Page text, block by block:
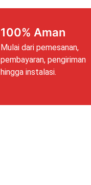
100% Aman
Mulai dari pemesanan,
pembayaran, pengiriman
hingga instalasi.